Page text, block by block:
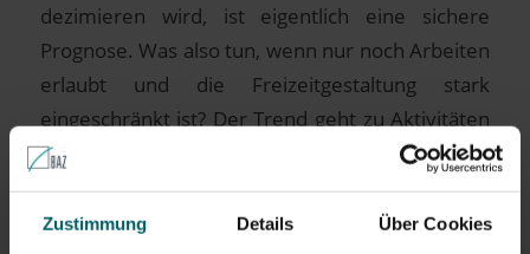
Zustimmung Details Über Cookies
dezimieren wird, ist eigentlich eine sichere
Prognose. Was also tun, wenn nur noch Arbeiten
erlaubt und die Freizeitgestaltung stark
eingeschränkt ist? Der Trend geht zu Aktivitäten
an der frischen Luft. Was für unsere Eltern […]